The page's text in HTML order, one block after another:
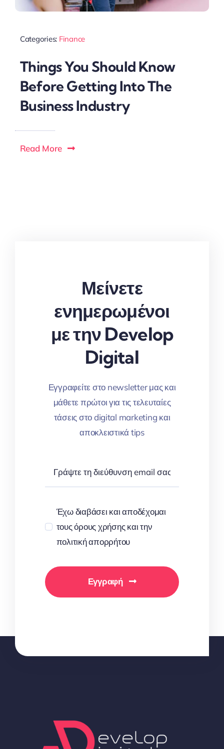
Categories: Finance
Things You Should Know
Before Getting Into The
Business Industry
Read More
Μείνετε
ενημερωμένοι
με την Develop
Digital
Εγγραφείτε στο newsletter μας και
μάθετε πρώτοι για τις τελευταίες
τάσεις στο digital marketing και
αποκλειστικά tips
Έχω διαβάσει και αποδέχομαι
τους όρους χρήσης και την
πολιτική απορρήτου
Εγγραφή